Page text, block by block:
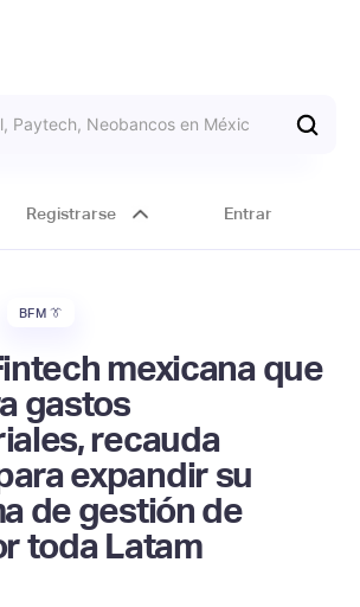
Registrarse Entrar
BFM 👔
mexicana que
gastos
recauda
expandir su
de gestión de
toda Latam